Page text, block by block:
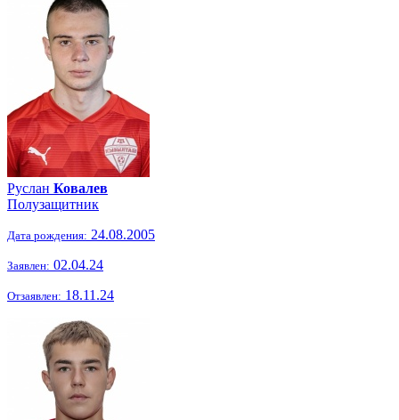
Руслан Ковалев
Полузащитник
Дата рождения: 24.08.2005
Заявлен: 02.04.24
Отзаявлен: 18.11.24